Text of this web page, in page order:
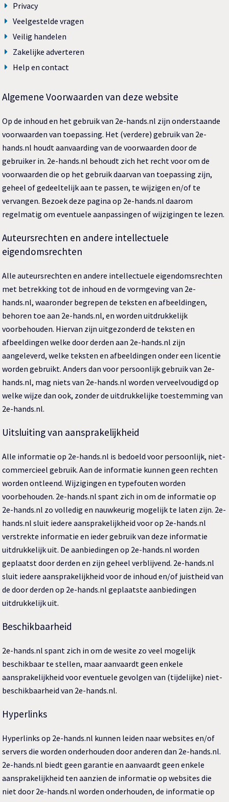
Privacy
Veelgestelde vragen
Veilig handelen
Zakelijke adverteren
Help en contact
Algemene Voorwaarden van deze website
Op de inhoud en het gebruik van 2e-hands.nl zijn onderstaande
voorwaarden van toepassing. Het (verdere) gebruik van 2e-
hands.nl houdt aanvaarding van de voorwaarden door de
gebruiker in. 2e-hands.nl behoudt zich het recht voor om de
voorwaarden die op het gebruik daarvan van toepassing zijn,
geheel of gedeeltelijk aan te passen, te wijzigen en/of te
vervangen. Bezoek deze pagina op 2e-hands.nl daarom
regelmatig om eventuele aanpassingen of wijzigingen te lezen.
Auteursrechten en andere intellectuele
eigendomsrechten
Alle auteursrechten en andere intellectuele eigendomsrechten
met betrekking tot de inhoud en de vormgeving van 2e-
hands.nl, waaronder begrepen de teksten en afbeeldingen,
behoren toe aan 2e-hands.nl, en worden uitdrukkelijk
voorbehouden. Hiervan zijn uitgezonderd de teksten en
afbeeldingen welke door derden aan 2e-hands.nl zijn
aangeleverd, welke teksten en afbeeldingen onder een licentie
worden gebruikt. Anders dan voor persoonlijk gebruik van 2e-
hands.nl, mag niets van 2e-hands.nl worden verveelvoudigd op
welke wijze dan ook, zonder de uitdrukkelijke toestemming van
2e-hands.nl.
Uitsluiting van aansprakelijkheid
Alle informatie op 2e-hands.nl is bedoeld voor persoonlijk, niet-
commercieel gebruik. Aan de informatie kunnen geen rechten
worden ontleend. Wijzigingen en typefouten worden
voorbehouden. 2e-hands.nl spant zich in om de informatie op
2e-hands.nl zo volledig en nauwkeurig mogelijk te laten zijn. 2e-
hands.nl sluit iedere aansprakelijkheid voor op 2e-hands.nl
verstrekte informatie en ieder gebruik van deze informatie
uitdrukkelijk uit. De aanbiedingen op 2e-hands.nl worden
geplaatst door derden en zijn geheel verblijvend. 2e-hands.nl
sluit iedere aansprakelijkheid voor de inhoud en/of juistheid van
de door derden op 2e-hands.nl geplaatste aanbiedingen
uitdrukkelijk uit.
Beschikbaarheid
2e-hands.nl spant zich in om de wesite zo veel mogelijk
beschikbaar te stellen, maar aanvaardt geen enkele
aansprakelijkheid voor eventuele gevolgen van (tijdelijke) niet-
beschikbaarheid van 2e-hands.nl.
Hyperlinks
Hyperlinks op 2e-hands.nl kunnen leiden naar websites en/of
servers die worden onderhouden door anderen dan 2e-hands.nl.
2e-hands.nl biedt geen garantie en aanvaardt geen enkele
aansprakelijkheid ten aanzien de informatie op websites die
niet door 2e-hands.nl worden onderhouden, de informatie op